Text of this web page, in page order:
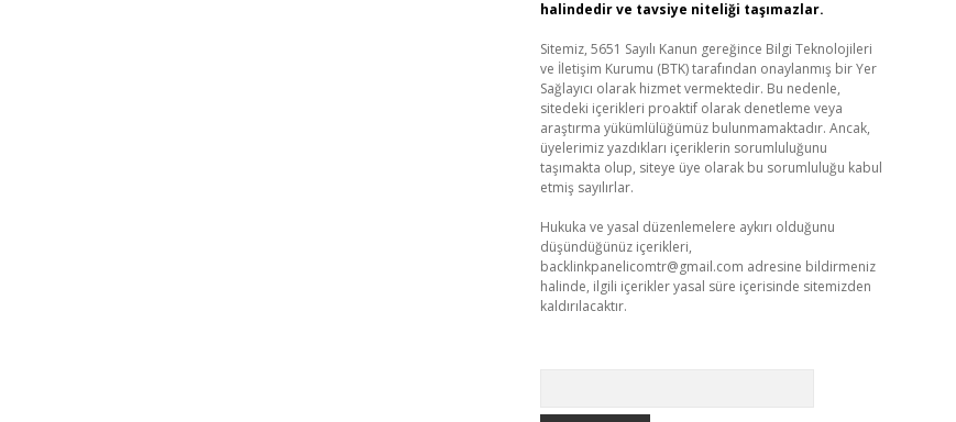
halindedir ve tavsiye niteliği taşımazlar.
Sitemiz, 5651 Sayılı Kanun gereğince Bilgi Teknolojileri
ve İletişim Kurumu (BTK) tarafından onaylanmış bir Yer
Sağlayıcı olarak hizmet vermektedir. Bu nedenle,
sitedeki içerikleri proaktif olarak denetleme veya
araştırma yükümlülüğümüz bulunmamaktadır. Ancak,
üyelerimiz yazdıkları içeriklerin sorumluluğunu
taşımakta olup, siteye üye olarak bu sorumluluğu kabul
etmiş sayılırlar.
Hukuka ve yasal düzenlemelere aykırı olduğunu
düşündüğünüz içerikleri,
backlinkpanelicomtr@gmail.com adresine bildirmeniz
halinde, ilgili içerikler yasal süre içerisinde sitemizden
kaldırılacaktır.